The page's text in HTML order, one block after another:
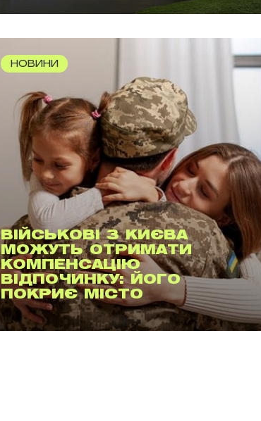
НОВИНИ
ВІЙСЬКОВІ З КИЄВА
МОЖУТЬ ОТРИМАТИ
КОМПЕНСАЦІЮ
ВІДПОЧИНКУ: ЙОГО
ПОКРИЄ МІСТО